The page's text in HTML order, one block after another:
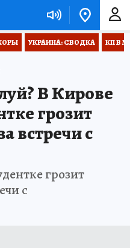
УКРАИНА: СВОДКА КП В
В Кирове
грозит
встречи с
грозит
с